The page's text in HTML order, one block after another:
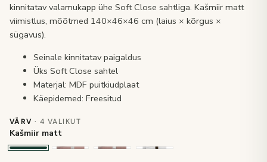
kinnitatav valamukapp ühe Soft Close sahtliga. Kašmiir matt
viimistlus, mõõtmed 140×46×46 cm (laius × kõrgus ×
sügavus).
Seinale kinnitatav paigaldus
Üks Soft Close sahtel
Materjal: MDF puitkiudplaat
Käepidemed: Freesitud
VÄRV · 4 VALIKUT
Kašmiir matt